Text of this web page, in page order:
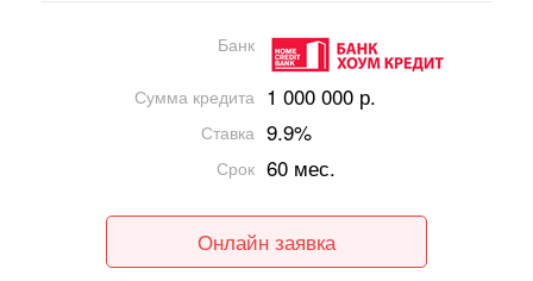
Банк
Сумма кредита 1 000 000 р.
Ставка 9.9%
Срок 60 мес.
Онлайн заявка